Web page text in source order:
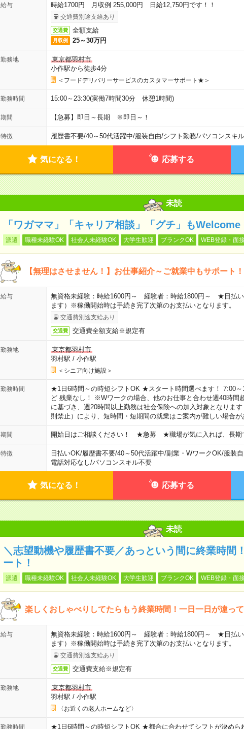
給与 時給1700円 月収例 255,000円 日給12,750円です！！
交通費別途支給あり
交通費 全額支給
月収例 25～30万円
勤務地
東京都羽村市
小作駅から徒歩4分
＜フードデリバリーサービスのカスタマーサポート★＞
勤務時間 15:00～23:30(実働7時間30分 休憩1時間)
期間 【急募】即日～長期 ※即日～！
特徴 履歴書不要/40～50代活躍中/服装自由/シフト勤務/パソコンスキ
気になる！ 応募する
未読
「ワガママ」「キャリア相談」「グチ」も
派遣 職種未経験OK 社会人未経験OK 大学生歓迎 ブランクOK WEB登録・面
【無理はさせません！】お仕事紹介～ご就業中もサポート！
給与
無資格未経験：時給1600円～ 経験者：時給1800円～ ★日払い
ます）※稼働開始時は手続き完了次第のお支払いとなります。
交通費別途支給あり
交通費 交通費全額支給※規定有
勤務地
東京都羽村市
羽村駅 / 小作駅
＜シニア向け施設＞
勤務時間
★1日6時間～の時短シフトOK ★スタート時間選べます！ 7:00～
ど 残業なし！ ※Wワークの場合、他のお仕事と合わせ週40時
に基づき、週20時間以上勤務は社会保険への加入対象となりま
則禁止）により、短時間・短期間の就業はご案内が難しい場合が
期間 開始日はご相談ください！ ★急募 ★職場が気に入れば、長期
特徴 日払いOK/履歴書不要/40～50代活躍中/副業・WワークOK/服装
電話対応なし/パソコンスキル不要
気になる！ 応募する
未読
＼志望動機や履歴書不要／あっという間に終業時間
ート！
派遣 職種未経験OK 社会人未経験OK 大学生歓迎 ブランクOK WEB登録・面
楽しくおしゃべりしてたらもう終業時間！一日一日が違っ
給与
無資格未経験：時給1600円～ 経験者：時給1800円～ ★日払い
ます）※稼働開始時は手続き完了次第のお支払いとなります。
交通費別途支給あり
交通費 交通費支給※規定有
勤務地
東京都羽村市
羽村駅 / 小作駅
〈お近くの老人ホームなど〉
勤務時間 ★1日6時間～の時短シフトOK ★都合に合わせてシフトが決めら